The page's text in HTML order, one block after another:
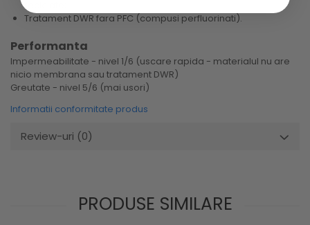
reciclate;
Tratament DWR fara PFC (compusi perfluorinati).
Performanta
Impermeabilitate - nivel 1/6 (uscare rapida - materialul nu are
nicio membrana sau tratament DWR)
Greutate - nivel 5/6 (mai usori)
Informatii conformitate produs
Review-uri (0)
PRODUSE SIMILARE